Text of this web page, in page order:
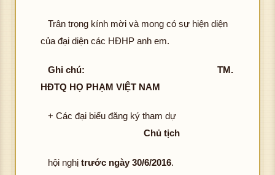
Trân trọng kính mời và mong có sự hiện diện
của đại diện các HĐHP anh em.
Ghi chú:
TM.
HĐTQ HỌ PHẠM VIỆT NAM
+ Các đại biểu đăng ký tham dự
Chủ tịch
hội nghịtrước ngày 30/6/2016.